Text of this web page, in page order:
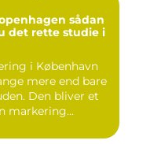
sådan
det rette studie i
i København
mere end bare
Den bliver et
markering...